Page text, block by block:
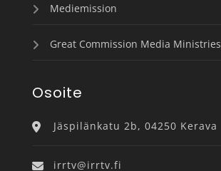
Mediemission
Great Commission Media Ministries
Osoite
Jäspilänkatu 2b, 04250 Kerava
irrtv@irrtv.fi